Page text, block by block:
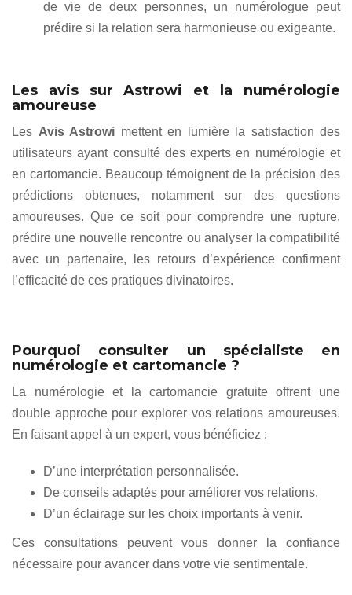
de vie de deux personnes, un numérologue peut
prédire si la relation sera harmonieuse ou exigeante.
Les avis sur Astrowi et la numérologie
amoureuse
Les Avis Astrowi mettent en lumière la satisfaction des
utilisateurs ayant consulté des experts en numérologie et
en cartomancie. Beaucoup témoignent de la précision des
prédictions obtenues, notamment sur des questions
amoureuses. Que ce soit pour comprendre une rupture,
prédire une nouvelle rencontre ou analyser la compatibilité
avec un partenaire, les retours d’expérience confirment
l’efficacité de ces pratiques divinatoires.
Pourquoi consulter un spécialiste en
numérologie et cartomancie ?
La numérologie et la cartomancie gratuite offrent une
double approche pour explorer vos relations amoureuses.
En faisant appel à un expert, vous bénéficiez :
D’une interprétation personnalisée.
De conseils adaptés pour améliorer vos relations.
D’un éclairage sur les choix importants à venir.
Ces consultations peuvent vous donner la confiance
nécessaire pour avancer dans votre vie sentimentale.